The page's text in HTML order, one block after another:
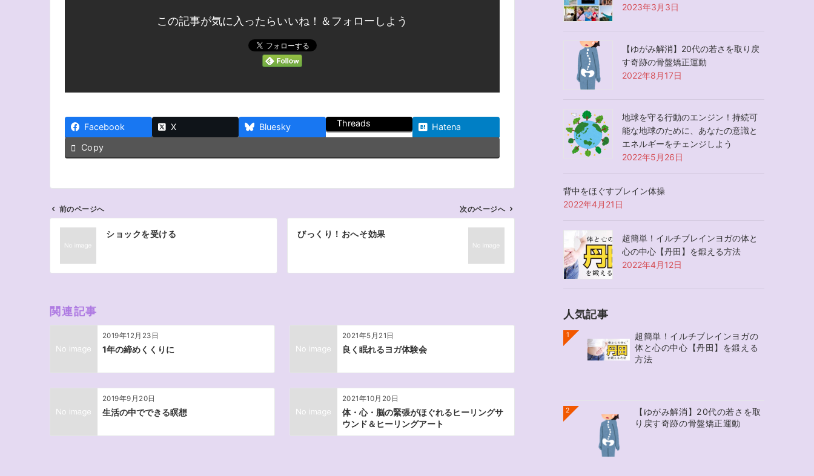
この記事が気に入ったらいいね！＆フォローしよう
Facebook X Bluesky Threads
Hatena
Copy
ビ
シ
ン
前のページへ
ショックを受ける
次のページへ
びっくり！おへそ効果
関連記事
2019年12月23日
1年の締めくくりに
2021年5月21日
良く眠れるヨガ体験会
2019年9月20日
生活の中でできる瞑想
2021年10月20日
体・心・脳の緊張がほぐれるヒーリングサ
ウンド＆ヒーリングアート
2023年3月3日
【ゆがみ解消】20代の若さを取り戻
す奇跡の骨盤矯正運動
2022年8月17日
地球を守る行動のエンジン！持続可
能な地球のために、あなたの意識と
エネルギーをチェンジしよう
2022年5月26日
背中をほぐすブレイン体操
2022年4月21日
超簡単！イルチブレインヨガの体と
心の中心【丹田】を鍛える方法
2022年4月12日
人気記事
1
超簡単！イルチブレインヨガの
体と心の中心【丹田】を鍛える
方法
2
【ゆがみ解消】20代の若さを取
り戻す奇跡の骨盤矯正運動